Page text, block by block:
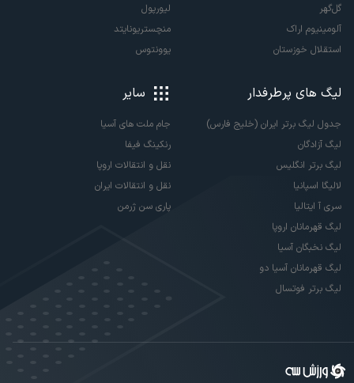
گل‌گهر
آلومینیوم اراک
استقلال خوزستان
لیورپول
منچستریونایتد
یوونتوس
لیگ های پرطرفدار
جدول لیگ برتر ایران (خلیج فارس)
لیگ آزادگان
لیگ برتر انگلیس
لالیگا اسپانیا
سری آ ایتالیا
لیگ قهرمانان اروپا
لیگ نخبگان آسیا
لیگ قهرمانان آسیا دو
لیگ برتر فوتسال
سایر
جام ملت های آسیا
رنکینگ فیفا
نقل و انتقالات اروپا
نقل و انتقالات ایران
پاری سن ژرمن